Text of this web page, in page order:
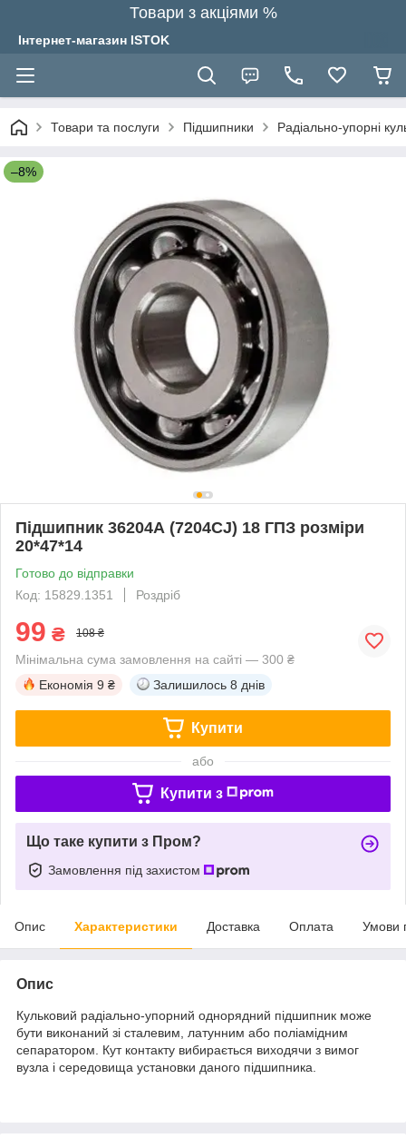
Товари з акціями %
Інтернет-магазин ISTOK
Товари та послуги Підшипники Радіально-упорні
–8%
Підшипник 36204А (7204CJ) 18 ГПЗ розміри
20*47*14
Готово до відправки
Код: 15829.1351
Роздріб
99 ₴ 108 ₴
Мінімальна сума замовлення на сайті — 300 ₴
Економія 9 ₴ Залишилось 8 днів
Купити
або
Купити з
Що таке купити з Пром?
Замовлення під захистом
Опис Характеристики Доставка Оплата Умови
Опис
Кульковий радіально-упорний однорядний підшипник може
бути виконаний зі сталевим, латунним або поліамідним
сепаратором. Кут контакту вибирається виходячи з вимог
вузла і середовища установки даного підшипника.